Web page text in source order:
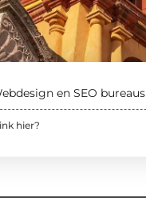
en SEO bureaus
hier?